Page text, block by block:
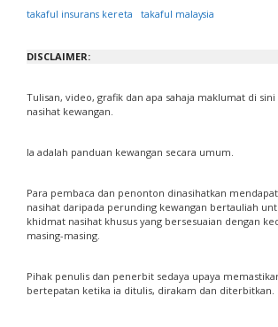
takaful insurans kereta
takaful malaysia
DISCLAIMER:
Tulisan, video, grafik dan apa sahaja maklumat di
nasihat kewangan.
Ia adalah panduan kewangan secara umum.
Para pembaca dan penonton dinasihatkan
nasihat daripada perunding kewangan bertauliah
khidmat nasihat khusus yang bersesuaian dengan
masing-masing.
Pihak penulis dan penerbit sedaya upaya
bertepatan ketika ia ditulis, dirakam dan diterbitkan.